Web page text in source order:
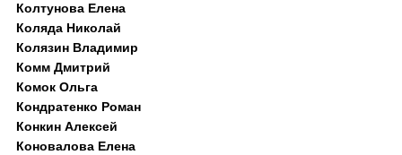
Колтунова Елена
Коляда Николай
Колязин Владимир
Комм Дмитрий
Комок Ольга
Кондратенко Роман
Конкин Алексей
Коновалова Елена